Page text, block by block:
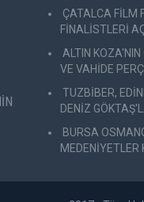
ÇATALCA FİLM
FİNALİSTLERİ
ALTIN
VE VAHİDE
TUZBİBER,
DENİZ
BURSA
MEDENİYETLER